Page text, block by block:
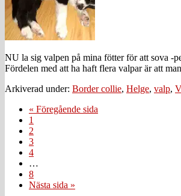
NU la sig valpen på mina fötter för att sova -
Fördelen med att ha haft flera valpar är att
Arkiverad under: Border collie, Helge, valp,
« Go
Föregående sida
Sida
1
Sida
2
Sida
3
Sida
4
sidor
utelämnas
…
Sida
8
Go
Nästa sida »